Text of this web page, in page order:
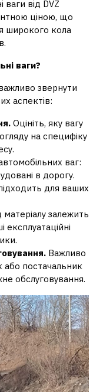
ваги від DVZ
ціною, що
широкого кола
ваги?
звернути
аспектів:
Оцініть, яку вагу
на специфіку
ваг:
в дорогу.
для ваших
матеріалу залежить
експлуатаційні
Важливо
постачальник
обслуговування.